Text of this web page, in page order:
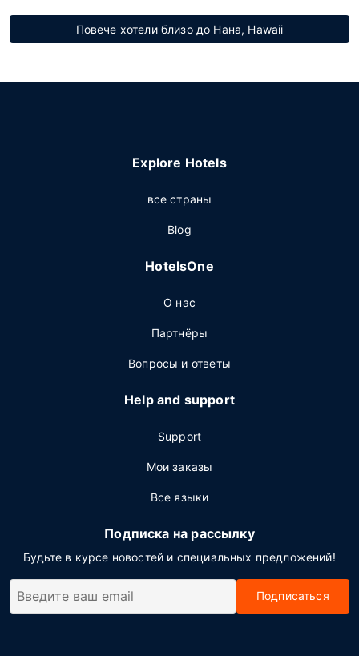
Повече хотели близо до Нана, Hawaii
Explore Hotels
все страны
Blog
HotelsOne
О нас
Партнёры
Вопросы и ответы
Help and support
Support
Мои заказы
Все языки
Подписка на рассылку
Будьте в курсе новостей и специальных предложений!
Подписаться